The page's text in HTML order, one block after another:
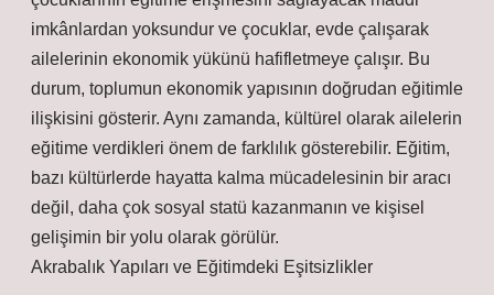
imkânlardan yoksundur ve çocuklar, evde çalışarak
ailelerinin ekonomik yükünü hafifletmeye çalışır. Bu
durum, toplumun ekonomik yapısının doğrudan eğitimle
ilişkisini gösterir. Aynı zamanda, kültürel olarak ailelerin
eğitime verdikleri önem de farklılık gösterebilir. Eğitim,
bazı kültürlerde hayatta kalma mücadelesinin bir aracı
değil, daha çok sosyal statü kazanmanın ve kişisel
gelişimin bir yolu olarak görülür.
Akrabalık Yapıları ve Eğitimdeki Eşitsizlikler